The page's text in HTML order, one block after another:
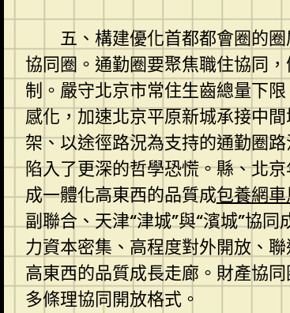
五、構建優化首都都會圈的
協同圈。通勤圈要聚焦職住協同
制。嚴守北京市常住生齒總量下
感化，加速北京平原新城承接中
架、以途徑路況為支持的通勤圈
陷入了更深的哲學恐慌。縣、北
成一體化高東西的品質成包養網
副聯合、天津“津城”與“濱城”協
力資本密集、高程度對外開放、
高東西的品質成長走廊。財產協
多條理協同開放格式。